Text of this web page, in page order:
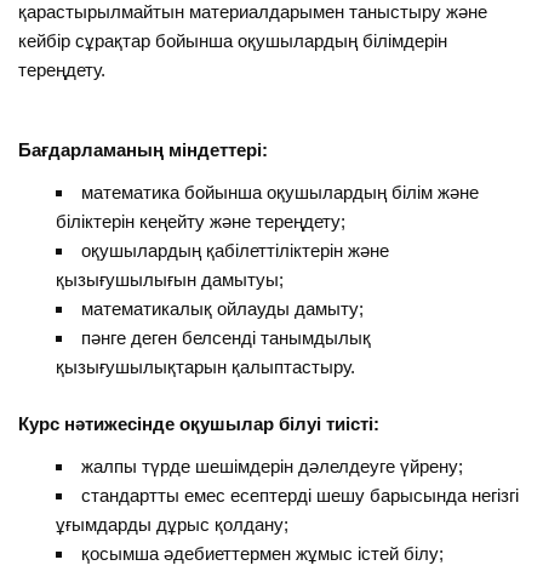
қарастырылмайтын материалдарымен таныстыру және
кейбір сұрақтар бойынша оқушылардың білімдерін
тереңдету.
Бағдарламаның міндеттері:
математика бойынша оқушылардың бiлiм және
біліктерін кеңейту және тереңдету;
оқушылардың қабiлеттiлiктерін және
қызығушылығын дамытуы;
математикалық ойлауды дамыту;
пәнге деген белсенді танымдылық
қызығушылықтарын қалыптастыру.
Курс нәтижесiнде оқушылар білуі тиiстi:
жалпы түрде шешімдерін дәлелдеуге үйрену;
стандартты емес есептердi шешу барысында негiзгi
ұғымдарды дұрыс қолдану;
қосымша әдебиеттермен жұмыс iстей білу;